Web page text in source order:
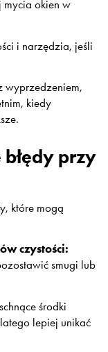
okien w
i narzędzia, jeśli
wyprzedzeniem,
kiedy
błędy przy
które mogą
czystości:
smugi lub
środki
lepiej unikać